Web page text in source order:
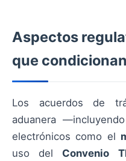
Aspectos
que
Los acuerdos de
aduanera
electrónicos como el
uso del Convenio